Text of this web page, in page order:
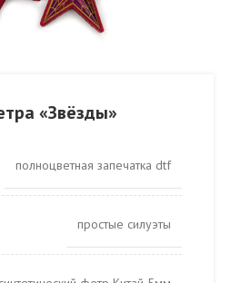
«Звёзды»
полноцветная запечатка dtf
простые силуэты